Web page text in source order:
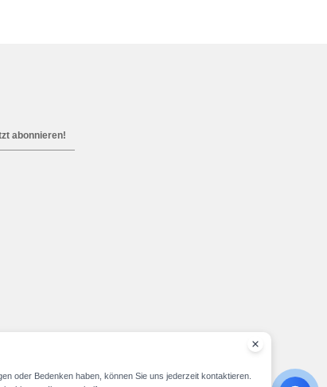
abonnieren!
oder Bedenken haben, können Sie uns jederzeit kontaktieren.